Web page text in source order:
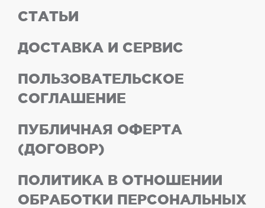
СТАТЬИ
ДОСТАВКА И СЕРВИС
ПОЛЬЗОВАТЕЛЬСКОЕ
СОГЛАШЕНИЕ
ПУБЛИЧНАЯ ОФЕРТА
(ДОГОВОР)
ПОЛИТИКА В ОТНОШЕНИИ
ОБРАБОТКИ ПЕРСОНАЛЬНЫХ